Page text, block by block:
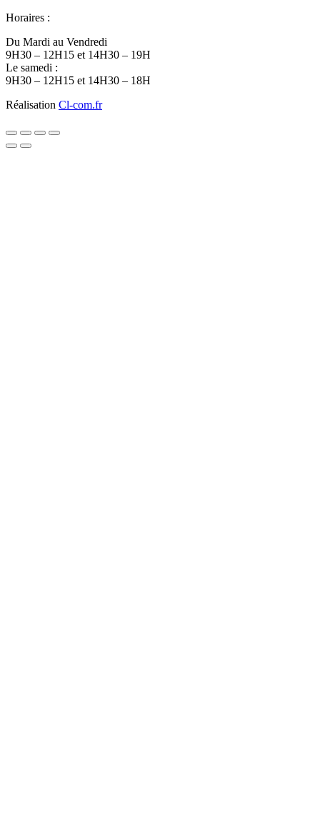
Horaires :
Du Mardi au Vendredi
9H30 – 12H15 et 14H30 – 19H
Le samedi :
9H30 – 12H15 et 14H30 – 18H
Réalisation Cl-com.fr